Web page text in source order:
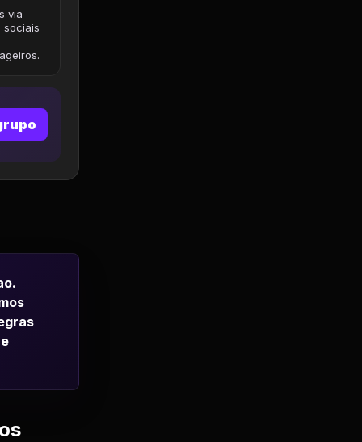
via
sociais